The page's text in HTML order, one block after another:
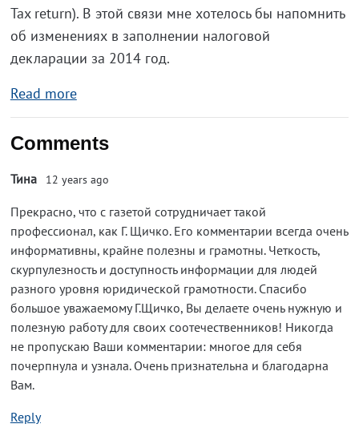
Tax return). В этой связи мне хотелось бы напомнить
об изменениях в заполнении налоговой
декларации за 2014 год.
Read more
Comments
Тина 12 years ago
Прекрасно, что с газетой сотрудничает такой
профессионал, как Г. Щичко. Его комментарии всегда очень
информативны, крайне полезны и грамотны. Четкость,
скурпулезность и доступность информации для людей
разного уровня юридической грамотности. Спасибо
большое уважаемому Г.Щичко, Вы делаете очень нужную и
полезную работу для своих соотечественников! Никогда
не пропускаю Ваши комментарии: многое для себя
почерпнула и узнала. Очень признательна и благодарна
Вам.
Reply